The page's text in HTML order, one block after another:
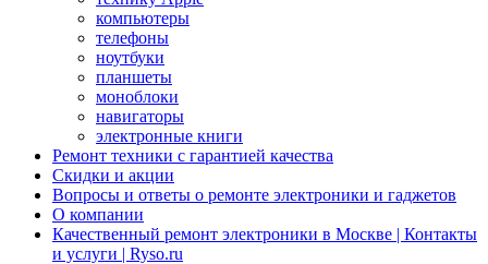
компьютеры
телефоны
ноутбуки
планшеты
моноблоки
навигаторы
электронные книги
Ремонт техники с гарантией качества
Скидки и акции
Вопросы и ответы о ремонте электроники и гаджетов
О компании
Качественный ремонт электроники в Москве | Контакты
и услуги | Ryso.ru